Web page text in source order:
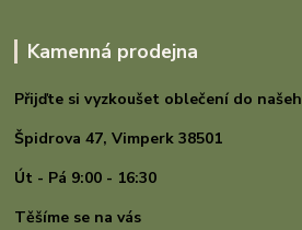
Kamenná prodejna
Přijďte si vyzkoušet oblečení do
Špidrova 47,Vimperk 38501
Út - Pá 9:00 - 16:30
Těšíme se na vás